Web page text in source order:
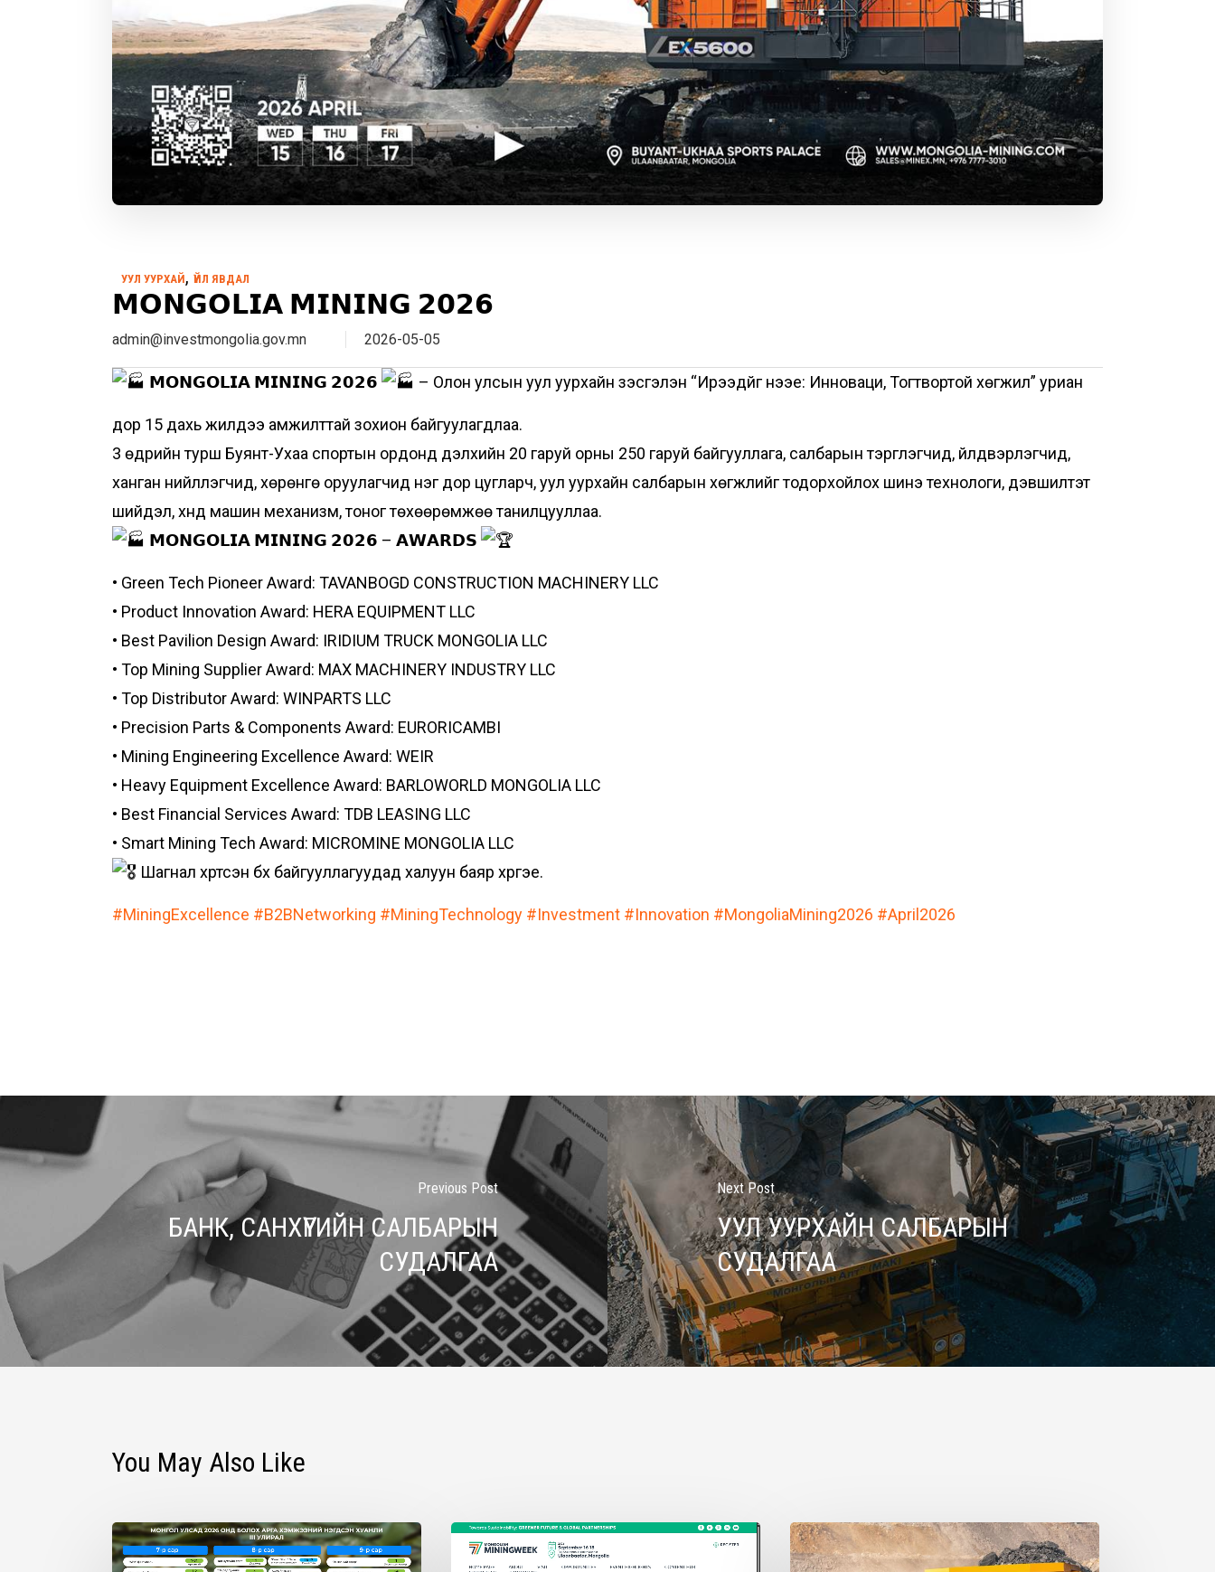
УУЛ УУРХАЙ, ҮЙЛ ЯВДАЛ
𝗠𝗢𝗡𝗚𝗢𝗟𝗜𝗔 𝗠𝗜𝗡𝗜𝗡𝗚 𝟮𝟬𝟮𝟲
admin@investmongolia.gov.mn 2026-05-05
𝗠𝗢𝗡𝗚𝗢𝗟𝗜𝗔 𝗠𝗜𝗡𝗜𝗡𝗚 𝟮𝟬𝟮𝟲 – Олон улсын уул уурхайн үзэсгэлэн “Ирээдүйг нээе: Инноваци, Тогтвортой хөгжил” уриан
дор 15 дахь жилдээ амжилттай зохион байгуулагдлаа.
3 өдрийн турш Буянт-Ухаа спортын ордонд дэлхийн 20 гаруй орны 250 гаруй байгууллага, салбарын тэргүүлэгчид, үйлдвэрлэгчид,
ханган нийлүүлэгчид, хөрөнгө оруулагчид нэг дор цугларч, уул уурхайн салбарын хөгжлийг тодорхойлох шинэ технологи, дэвшилтэт
шийдэл, хүнд машин механизм, тоног төхөөрөмжөө танилцууллаа.
𝗠𝗢𝗡𝗚𝗢𝗟𝗜𝗔 𝗠𝗜𝗡𝗜𝗡𝗚 𝟮𝟬𝟮𝟲 – 𝗔𝗪𝗔𝗥𝗗𝗦
• Green Tech Pioneer Award: TAVANBOGD CONSTRUCTION MACHINERY LLC
• Product Innovation Award: HERA EQUIPMENT LLC
• Best Pavilion Design Award: IRIDIUM TRUCK MONGOLIA LLC
• Top Mining Supplier Award: MAX MACHINERY INDUSTRY LLC
• Top Distributor Award: WINPARTS LLC
• Precision Parts & Components Award: EURORICAMBI
• Mining Engineering Excellence Award: WEIR
• Heavy Equipment Excellence Award: BARLOWORLD MONGOLIA LLC
• Best Financial Services Award: TDB LEASING LLC
• Smart Mining Tech Award: MICROMINE MONGOLIA LLC
Шагнал хүртсэн бүх байгууллагуудад халуун баяр хүргэе.
#MiningExcellence #B2BNetworking #MiningTechnology #Investment #Innovation #MongoliaMining2026 #April2026
Previous Post
БАНК, САНХҮҮГИЙН САЛБАРЫН
СУДАЛГАА
Next Post
УУЛ УУРХАЙН САЛБАРЫН
СУДАЛГАА
You May Also Like